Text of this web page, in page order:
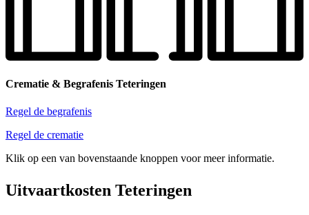
Crematie & Begrafenis Teteringen
Regel de begrafenis
Regel de crematie
Klik op een van bovenstaande knoppen voor meer informatie.
Uitvaartkosten Teteringen